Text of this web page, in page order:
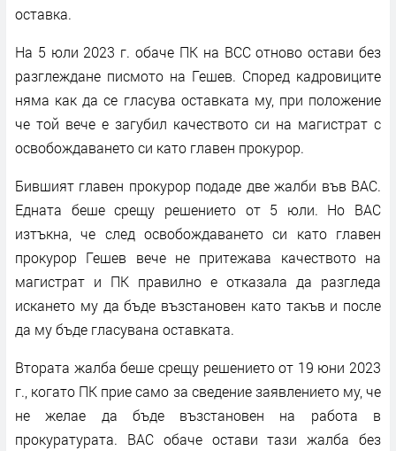
оставка.
На 5 юли 2023 г. обаче ПК на ВСС отново остави без
разглеждане писмото на Гешев. Според кадровиците
няма как да се гласува оставката му, при положение
че той вече е загубил качеството си на магистрат с
освобождаването си като главен прокурор.
Бившият главен прокурор подаде две жалби във ВАС.
Едната беше срещу решението от 5 юли. Но ВАС
изтъкна, че след освобождаването си като главен
прокурор Гешев вече не притежава качеството на
магистрат и ПК правилно е отказала да разгледа
искането му да бъде възстановен като такъв и после
да му бъде гласувана оставката.
Втората жалба беше срещу решението от 19 юни 2023
г., когато ПК прие само за сведение заявлението му, че
не желае да бъде възстановен на работа в
прокуратурата. ВАС обаче остави тази жалба без